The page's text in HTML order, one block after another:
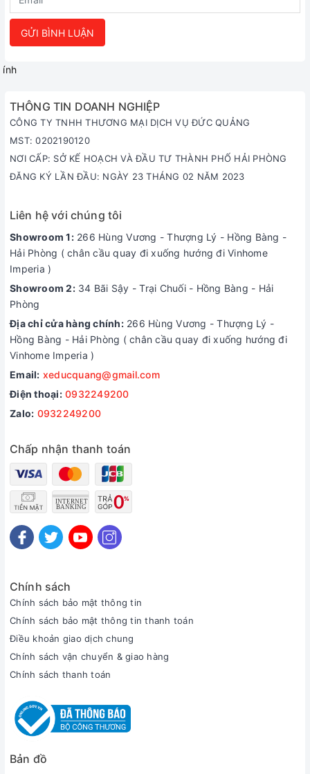
GỬI BÌNH LUẬN
ính
THÔNG TIN DOANH NGHIỆP
CÔNG TY TNHH THƯƠNG MẠI DỊCH VỤ ĐỨC QUẢNG
MST: 0202190120
NƠI CẤP: SỞ KẾ HOẠCH VÀ ĐẦU TƯ THÀNH PHỐ HẢI PHÒNG
ĐĂNG KÝ LẦN ĐẦU: NGÀY 23 THÁNG 02 NĂM 2023
Liên hệ với chúng tôi
Showroom 1:266 Hùng Vương - Thượng Lý - Hồng Bàng -
Hải Phòng ( chân cầu quay đi xuống hướng đi Vinhome
Imperia )
Showroom 2:34 Bãi Sậy - Trại Chuối - Hồng Bàng - Hải
Phòng
Địa chỉ cửa hàng chính:266 Hùng Vương - Thượng Lý -
Hồng Bàng - Hải Phòng ( chân cầu quay đi xuống hướng đi
Vinhome Imperia )
Email: xeducquang@gmail.com
Điện thoại: 0932249200
Zalo: 0932249200
Chấp nhận thanh toán
Chính sách
Chính sách bảo mật thông tin
Chính sách bảo mật thông tin thanh toán
Điều khoản giao dịch chung
Chính sách vận chuyển & giao hàng
Chính sách thanh toán
Bản đồ